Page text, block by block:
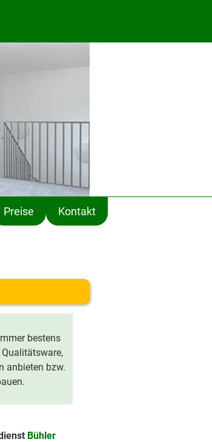
Preise Kontakt
bestens
anbieten bzw.
Bühler